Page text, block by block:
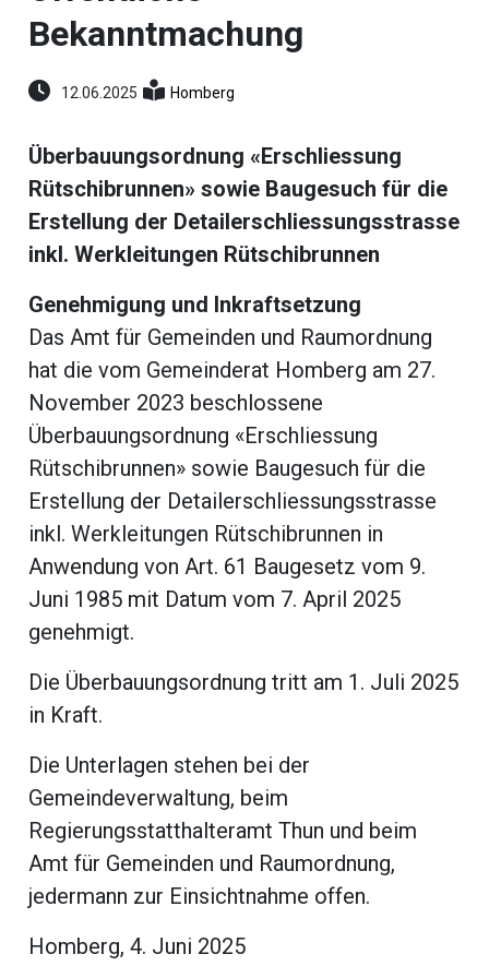
Reportagen
Bekanntmachung
12.06.2025 Homberg
Überbauungsordnung «Erschliessung
Rütschibrunnen» sowie Baugesuch für die
Erstellung der Detailerschliessungsstrasse
inkl. Werkleitungen Rütschibrunnen
Genehmigung und Inkraftsetzung
Das Amt für Gemeinden und Raumordnung
hat die vom Gemeinderat Homberg am 27.
November 2023 beschlossene
Überbauungsordnung «Erschliessung
Rütschibrunnen» sowie Baugesuch für die
Erstellung der Detailerschliessungsstrasse
inkl. Werkleitungen Rütschibrunnen in
Anwendung von Art. 61 Baugesetz vom 9.
Juni 1985 mit Datum vom 7. April 2025
genehmigt.
Die Überbauungsordnung tritt am 1. Juli 2025
in Kraft.
Die Unterlagen stehen bei der
Gemeindeverwaltung, beim
Regierungsstatthalteramt Thun und beim
Amt für Gemeinden und Raumordnung,
jedermann zur Einsichtnahme offen.
Homberg, 4. Juni 2025